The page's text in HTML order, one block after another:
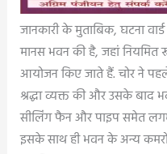
जानकारी के मुताबिक, घटना
मानस भवन की है, जहां नियमित
आयोजन किए जाते हैं. चोर ने
श्रद्धा व्यक्त की और उसके बाद
सीलिंग फैन और पाइप समेत
इसके साथ ही भवन के अन्य